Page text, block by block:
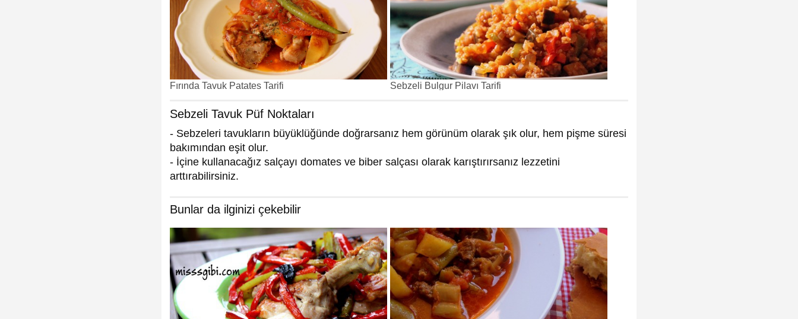
Fırında Tavuk Patates Tarifi Sebzeli Bulgur Pilavı Tarifi
Sebzeli Tavuk Püf Noktaları
- Sebzeleri tavukların büyüklüğünde doğrarsanız hem görünüm olarak şık olur, hem pişme süresi
bakımından eşit olur.
- İçine kullanacağız salçayı domates ve biber salçası olarak karıştırırsanız lezzetini
arttırabilirsiniz.
Bunlar da ilginizi çekebilir